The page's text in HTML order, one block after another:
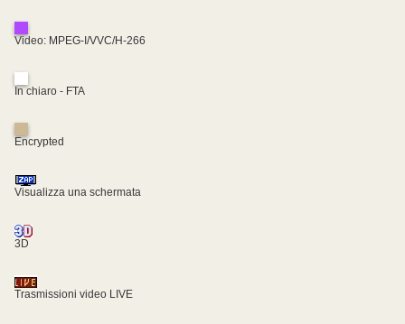
Video: MPEG-I/VVC/H-266
In chiaro - FTA
Encrypted
Visualizza una schermata
3D
Trasmissioni video LIVE